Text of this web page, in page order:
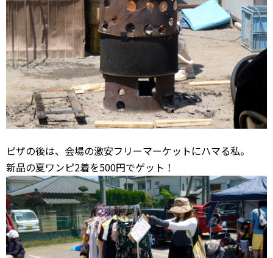
ピザの後は、会場の激安フリーマーケットにハマる私。
新品の夏ワンピ2着を500円でゲット！